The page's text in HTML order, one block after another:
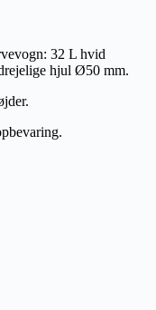
32 L hvid
hjul Ø50 mm.